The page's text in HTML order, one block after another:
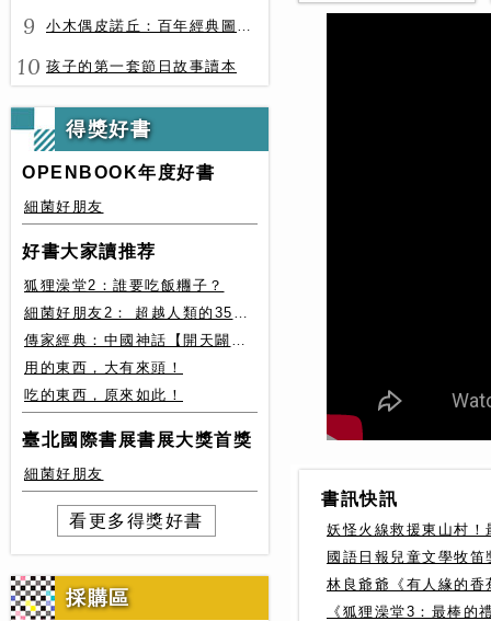
9 小木偶皮諾丘：百年經典圖文全譯版
10 孩子的第一套節日故事讀本
得獎好書
OPENBOOK年度好書
細菌好朋友
好書大家讀推荐
狐狸澡堂2：誰要吃飯糰子？
細菌好朋友2： 超越人類的35種細菌生存絕技
傳家經典：中國神話【開天闢地篇】盤古、女媧還有奇珍異獸
用的東西，大有來頭！
吃的東西，原來如此！
臺北國際書展書展大獎首獎
細菌好朋友
看更多得獎好書
採購區
書訊快訊
妖怪火線救援東山村
國語日報兒童文學牧
林良爺爺《有人緣的
《狐狸澡堂3：最棒的